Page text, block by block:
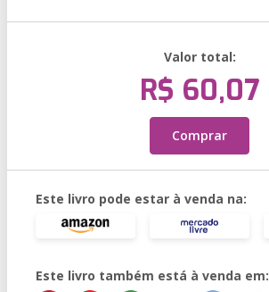
Valor total:
R$ 60,07
Comprar
Este livro pode estar à venda na:
Este livro também está à venda em: